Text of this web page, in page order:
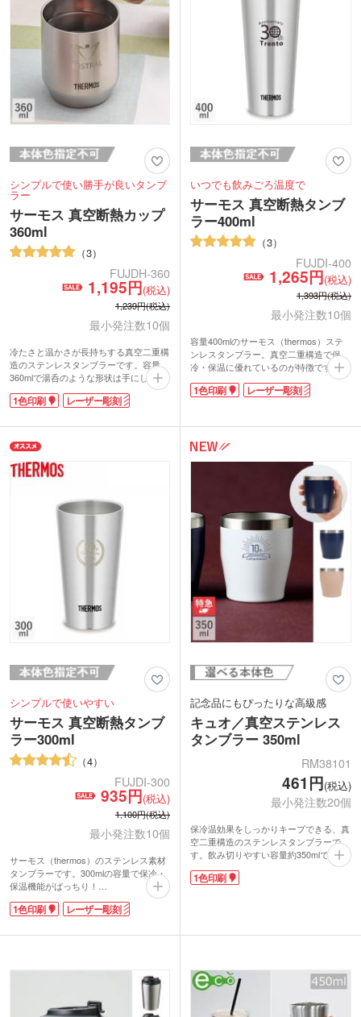
される人気の商品です。
シンプルで使い勝手が良いタンブ
ラー
サーモス 真空断熱カップ
360ml
3
FUJDH-360
1,195円(税込)
1,239円(税込)
最小発注数10個
冷たさと温かさが長持ちする真空二重構
造のステンレスタンブラーです。容量
360mlで湯呑のような形状は手にしっく
りに馴染みます。開口部も広くて洗いや
すいのも嬉しいポイント。
サーモス（thermos）ブランド。会社ロ
ゴを印刷してオリジナルのタンブラーが
作成できます。
1色印刷 レーザー彫刻
いつでも飲みごろ温度で
サーモス 真空断熱タンブ
ラー400ml
3
FUJDI-400
1,265円(税込)
1,393円(税込)
最小発注数10個
容量400mlのサーモス（thermos）ステ
ンレスタンブラー。真空二重構造で保
冷・保温に優れているのが特徴です。
名入れが可能なサーモス 真空断熱タン
ブラー400mlは記念品として人気。シン
て高級感溢れるオリジナルタンブラーが
作成できます。
1色印刷 レーザー彫刻
シンプルで使いやすい
サーモス 真空断熱タンブ
ラー300ml
4
FUJDI-300
935円(税込)
1,100円(税込)
最小発注数10個
サーモス（thermos）のステンレス素材
タンブラーです。300mlの容量で保冷・
保温機能がばっちり！
サーモス 真空断熱タンブラー300mlは名
入れ印刷が可能です。イラストやロゴを
ラーを作成できます。高級感を持たせた
1色印刷 レーザー彫刻
記念品にもぴったりな高級感
キュオ／真空ステンレス
タンブラー 350ml
RM38101
461円(税込)
最小発注数20個
保冷温効果をしっかりキープできる、真
空二重構造のステンレスタンブラーで
す。飲み切りやすい容量約350mlで、大
きめの氷も入れやすい広めの口径。ホー
ルドしやすい形状と落ち着いたカラーで
対応しています。
1色印刷